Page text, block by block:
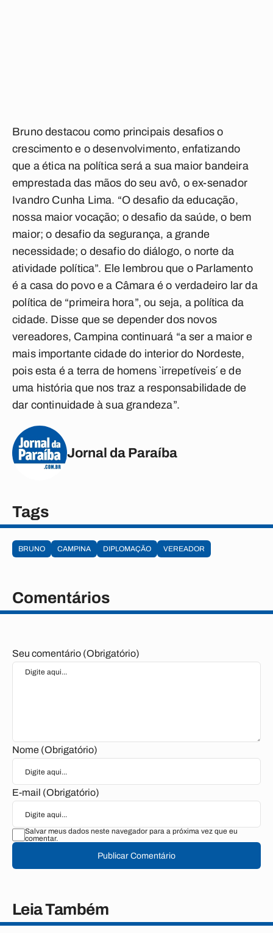
Bruno destacou como principais desafios o
crescimento e o desenvolvimento, enfatizando
que a ética na política será a sua maior bandeira
emprestada das mãos do seu avô, o ex-senador
Ivandro Cunha Lima. “O desafio da educação,
nossa maior vocação; o desafio da saúde, o bem
maior; o desafio da segurança, a grande
necessidade; o desafio do diálogo, o norte da
atividade política”. Ele lembrou que o Parlamento
é a casa do povo e a Câmara é o verdadeiro lar da
política de “primeira hora”, ou seja, a política da
cidade. Disse que se depender dos novos
vereadores, Campina continuará “a ser a maior e
mais importante cidade do interior do Nordeste,
pois esta é a terra de homens `irrepetíveis´ e de
uma história que nos traz a responsabilidade de
dar continuidade à sua grandeza”.
Jornal da Paraíba
Tags
BRUNO CAMPINA DIPLOMAÇÃO VEREADOR
Comentários
Seu comentário (Obrigatório)
Nome (Obrigatório)
E-mail (Obrigatório)
Salvar meus dados neste navegador para a próxima vez que eu
comentar.
Publicar Comentário
Leia Também